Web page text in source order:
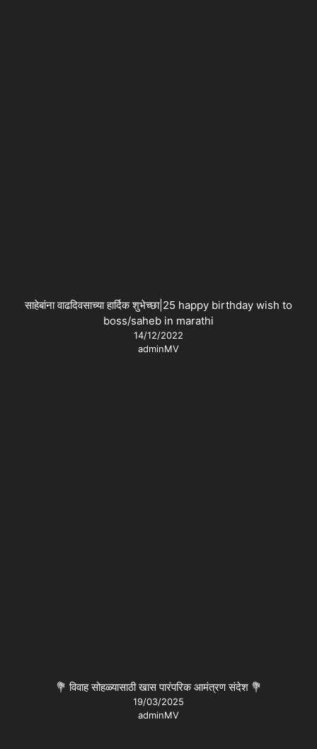
साहेबांना वाढदिवसाच्या हार्दिक शुभेच्छा|25 happy birthday wish to
boss/saheb in marathi
14/12/2022
adminMV
💐 विवाह सोहळ्यासाठी खास पारंपरिक आमंत्रण संदेश 💐
19/03/2025
adminMV